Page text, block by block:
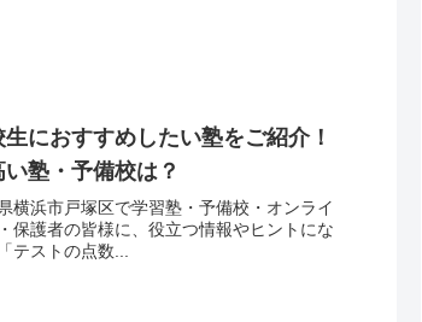
におすすめしたい塾をご紹介！
塾・予備校は？
横浜市戸塚区で学習塾・予備校・オンライ
保護者の皆様に、役立つ情報やヒントにな
テストの点数...